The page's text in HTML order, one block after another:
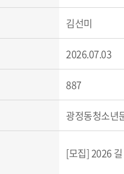
김선미
2026.07.03
887
광정동청소년
[모집] 2026